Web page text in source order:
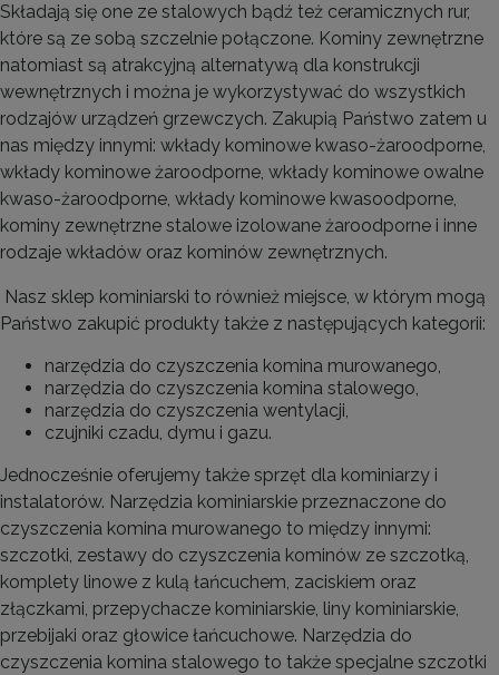
Składają się one ze stalowych bądź też ceramicznych rur,
które są ze sobą szczelnie połączone. Kominy zewnętrzne
natomiast są atrakcyjną alternatywą dla konstrukcji
wewnętrznych i można je wykorzystywać do wszystkich
rodzajów urządzeń grzewczych. Zakupią Państwo zatem u
nas między innymi: wkłady kominowe kwaso-żaroodporne,
wkłady kominowe żaroodporne, wkłady kominowe owalne
kwaso-żaroodporne, wkłady kominowe kwasoodporne,
kominy zewnętrzne stalowe izolowane żaroodporne i inne
rodzaje wkładów oraz kominów zewnętrznych.
Nasz sklep kominiarski to również miejsce, w którym mogą
Państwo zakupić produkty także z następujących kategorii:
narzędzia do czyszczenia komina murowanego,
narzędzia do czyszczenia komina stalowego,
narzędzia do czyszczenia wentylacji,
czujniki czadu, dymu i gazu.
Jednocześnie oferujemy także sprzęt dla kominiarzy i
instalatorów. Narzędzia kominiarskie przeznaczone do
czyszczenia komina murowanego to między innymi:
szczotki, zestawy do czyszczenia kominów ze szczotką,
komplety linowe z kulą łańcuchem, zaciskiem oraz
złączkami, przepychacze kominiarskie, liny kominiarskie,
przebijaki oraz głowice łańcuchowe. Narzędzia do
czyszczenia komina stalowego to także specjalne szczotki